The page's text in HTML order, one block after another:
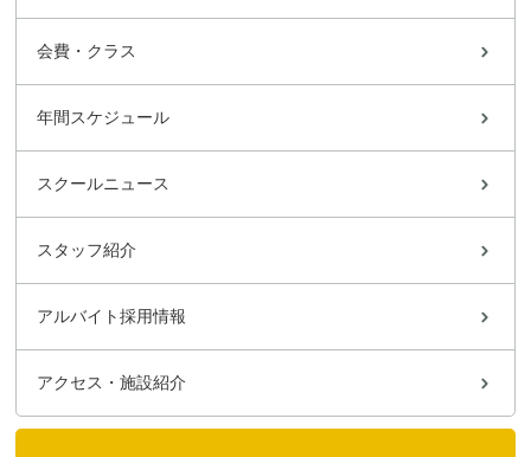
会費・クラス
年間スケジュール
スクールニュース
スタッフ紹介
アルバイト採用情報
アクセス・施設紹介